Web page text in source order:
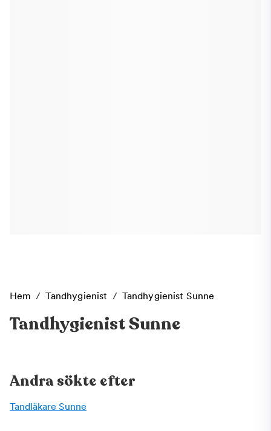
Hem / Tandhygienist / Tandhygienist Sunne
Tandhygienist Sunne
Andra sökte efter
Tandläkare Sunne